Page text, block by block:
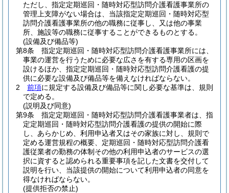
ただし、指定定期巡回・随時対応型訪問介護看護事業所の
管理上支障がない場合は、当該指定定期巡回・随時対応型
訪問介護看護事業所の他の職務に従事し、又は他の事業
所、施設等の職務に従事することができるものとする。
(設備及び備品等)
第8条
指定定期巡回・随時対応型訪問介護看護事業所には、
事業の運営を行うために必要な広さを有する専用の区画を
設けるほか、指定定期巡回・随時対応型訪問介護看護の提
供に必要な設備及び備品等を備えなければならない。
2
前項に規定する設備及び備品等に関し必要な基準は、規則
で定める。
(説明及び同意)
第9条
指定定期巡回・随時対応型訪問介護看護事業者は、指
定定期巡回・随時対応型訪問介護看護の提供の開始に際
し、あらかじめ、利用申込者又はその家族に対し、規則で
定める運営規程の概要、定期巡回・随時対応型訪問介護看
護従業者の勤務の体制その他の利用申込者のサービスの選
択に資すると認められる重要事項を記した文書を交付して
説明を行い、当該提供の開始について利用申込者の同意を
得なければならない。
(提供拒否の禁止)